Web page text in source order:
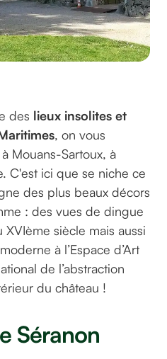
des lieux insolites et
, on vous
Mouans-Sartoux, à
C'est ici que se niche ce
des plus beaux décors
: des vues de dingue
siècle mais aussi
à l’Espace d’Art
de l’abstraction
du château !
Séranon